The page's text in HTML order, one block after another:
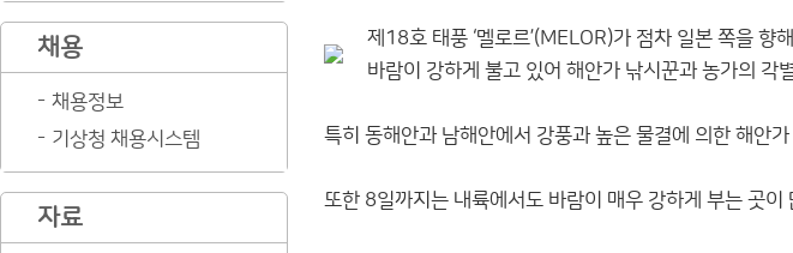
채용
채용정보
기상청 채용시스템
자료
제18호 태풍 ‘멜로르’(MELOR)가 점차 일본 쪽을
바람이 강하게 불고 있어 해안가 낚시꾼과 농가의 각
특히 동해안과 남해안에서 강풍과 높은 물결에 의한 해안
또한 8일까지는 내륙에서도 바람이 매우 강하게 부는 곳